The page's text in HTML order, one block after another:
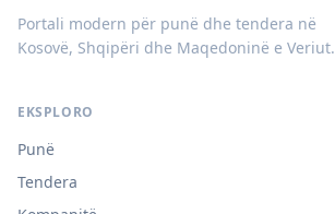
Portali modern për punë dhe tendera në
Kosovë, Shqipëri dhe Maqedoninë e Veriut.
EKSPLORO
Punë
Tendera